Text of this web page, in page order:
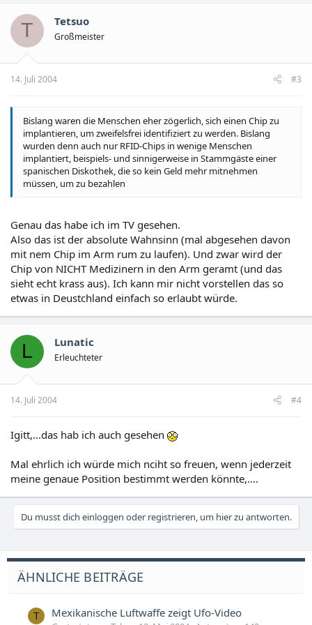
niemand werde mehr geschont. Mit dem neuen Zentrum, so
Concha, würde "der Informationsverlust praktisch auf Null"
zurück gehen. Das Zentrum sei ein deutliches Beispiel für die
implantiert. Nur wer einen solchen Chip im Körper hat, soll das
neue Informationszentrum betreten können. Auch die leitenden
Beamten des Justizapparates, die mit dem Zentrum zu tun
haben, mussten sich daher den Chip implantieren lassen, allen
voran der Generalstaatsanwalt selbst, der damit wohl auch ein
gutes Vorbild für seine Mitarbeiter geben wollte. Insgesamt 168
Den Chip, so Concha, habe er in einem Arm. Er diene "dem
Zugang, der Sicherheit und der Möglichkeit, jeder Zeit feststellen
zu können, wo ich mich aufhalte". Angeblich lässt sich der
Aufenthaltsort des Verchippten über Satelliten, also mit einem
GPS-Empfänger, orten. Concha teilte allerdings keine näheren
Einzelheiten und auch nicht den Namen der Firma mit, von dem
Bedarf deaktiviert werden, wenn die betreffende Person aus
dem Dienst ausscheidet. Zur besseren Identifizierung mögen
solche Chips ja dienen, aber ob sie den Schutz der Betroffenen
wenn es heißt, dass die Chips nicht mehr entfernt werden
könnten, befinden sie sich doch dicht unter der Haut und wären
Entführer möglicherweise mit dem Chip die Polizei auf eine
T Tetsuo
Großmeister
14. Juli 2004 #3
Bislang waren die Menschen eher zögerlich, sich einen Chip zu
implantieren, um zweifelsfrei identifiziert zu werden. Bislang
wurden denn auch nur RFID-Chips in wenige Menschen
implantiert, beispiels- und sinnigerweise in Stammgäste einer
spanischen Diskothek, die so kein Geld mehr mitnehmen
müssen, um zu bezahlen
Genau das habe ich im TV gesehen.
Also das ist der absolute Wahnsinn (mal abgesehen davon
mit nem Chip im Arm rum zu laufen). Und zwar wird der
Chip von NICHT Medizinern in den Arm geramt (und das
sieht echt krass aus). Ich kann mir nicht vorstellen das so
etwas in Deustchland einfach so erlaubt würde.
L Lunatic
Erleuchteter
14. Juli 2004 #4
Igitt,...das hab ich auch gesehen
Mal ehrlich ich würde mich nciht so freuen, wenn jederzeit
meine genaue Position bestimmt werden könnte,....
Du musst dich einloggen oder registrieren, um hier zu antworten.
ÄHNLICHE BEITRÄGE
T Mexikanische Luftwaffe zeigt Ufo-Video